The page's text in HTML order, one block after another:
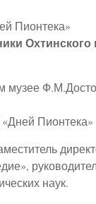
Пионтека»
наук.